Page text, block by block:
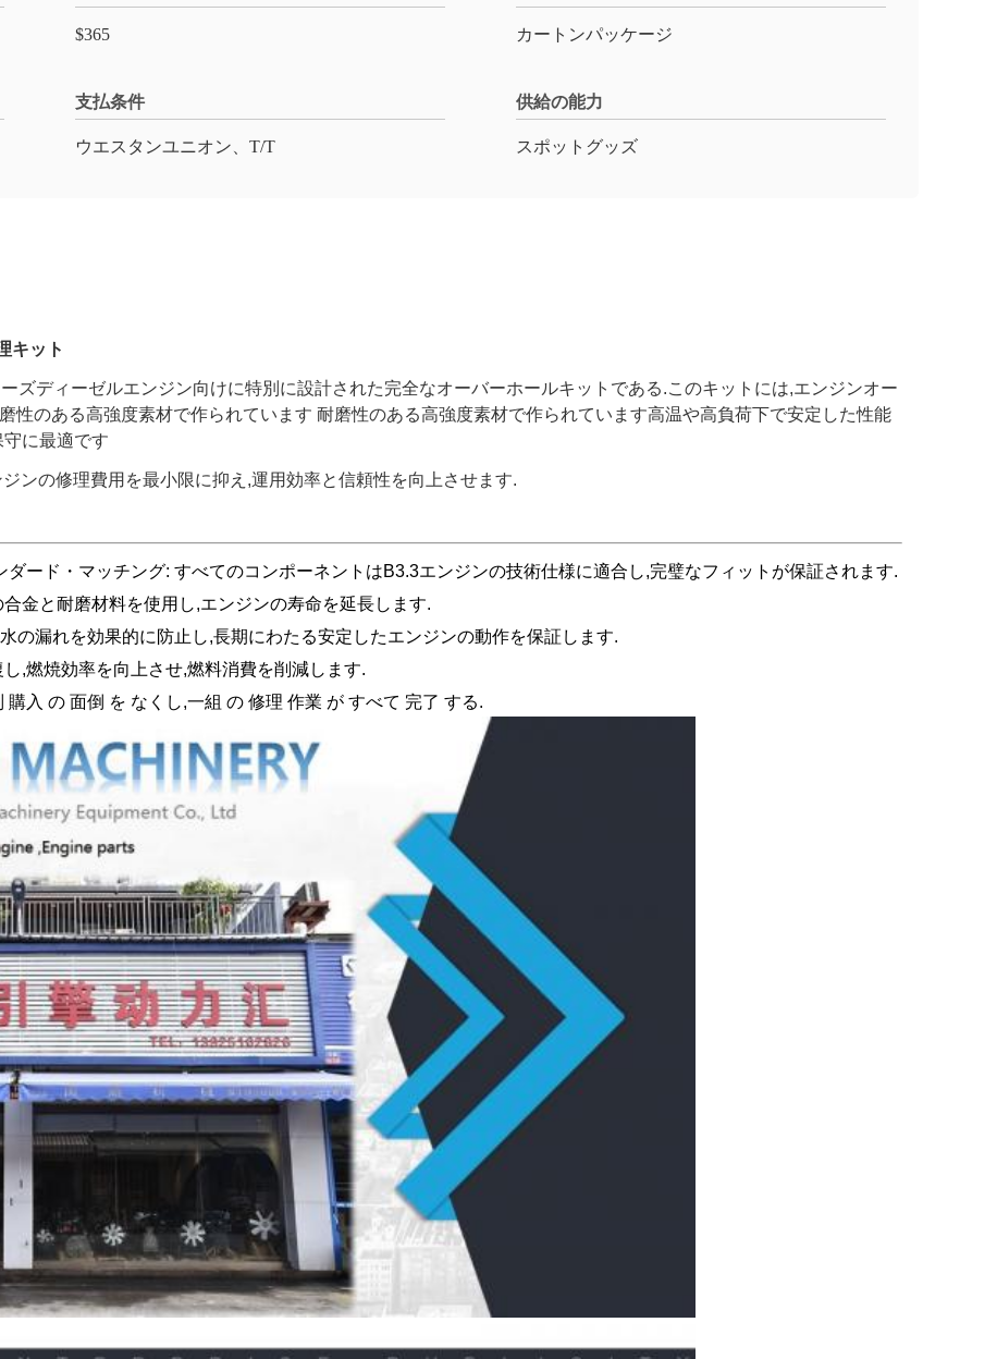
$365 カートンパッケージ
支払条件
ウエスタンユニオン、T/T
供給の能力
スポットグッズ
キット
ズディーゼルエンジン向けに特別に設計された完全なオーバーホールキットである.このキットには,エンジンオー
性のある高強度素材で作られています 耐磨性のある高強度素材で作られています高温や高負荷下で安定した性能
に最適です
ンの修理費用を最小限に抑え,運用効率と信頼性を向上させます.
ード・マッチング: すべてのコンポーネントはB3.3エンジンの技術仕様に適合し,完璧なフィットが保証されます.
金と耐磨材料を使用し,エンジンの寿命を延長します.
の漏れを効果的に防止し,長期にわたる安定したエンジンの動作を保証します.
,燃焼効率を向上させ,燃料消費を削減します.
入 の 面倒 を なくし,一組 の 修理 作業 が すべて 完了 する.